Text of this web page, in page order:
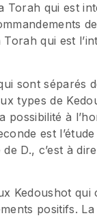
Torah qui est
qui est
sont séparés
types de
à
est
D., c’est à
Kedoushot
positifs.